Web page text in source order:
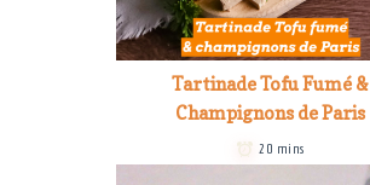
Tartinade Tofu Fumé &
Champignons de Paris
20 mins